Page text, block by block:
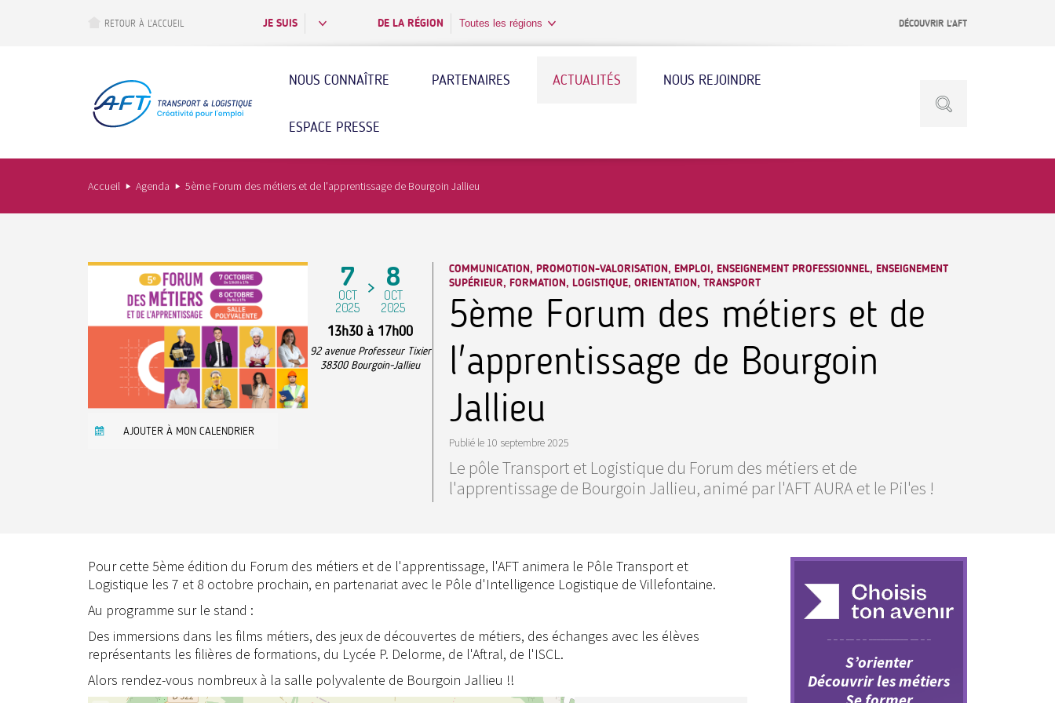
RETOUR À L’ACCUEIL JE SUIS DE LA RÉGION Toutes les régions DÉCOUVRIR L’AFT
NOUS CONNAÎTRE PARTENAIRES ACTUALITÉS NOUS REJOINDRE
ESPACE PRESSE
Accueil Agenda 5ème Forum des métiers et de l'apprentissage de Bourgoin Jallieu
AJOUTER À MON CALENDRIER
7
OCT
2025
8
OCT
2025
13h30 à 17h00
92 avenue Professeur Tixier
38300 Bourgoin-Jallieu
COMMUNICATION, PROMOTION-VALORISATION, EMPLOI, ENSEIGNEMENT PROFESSIONNEL, ENSEIGNEMENT
SUPÉRIEUR, FORMATION, LOGISTIQUE, ORIENTATION, TRANSPORT
5ème Forum des métiers et de
l'apprentissage de Bourgoin
Jallieu
Publié le 10 septembre 2025
Le pôle Transport et Logistique du Forum des métiers et de
l'apprentissage de Bourgoin Jallieu, animé par l'AFT AURA et le Pil'es !
Pour cette 5ème édition du Forum des métiers et de l'apprentissage, l'AFT animera le Pôle Transport et
Logistique les 7 et 8 octobre prochain, en partenariat avec le Pôle d'Intelligence Logistique de Villefontaine.
Au programme sur le stand :
Des immersions dans les films métiers, des jeux de découvertes de métiers, des échanges avec les élèves
représentants les filières de formations, du Lycée P. Delorme, de l'Aftral, de l'ISCL.
Alors rendez-vous nombreux à la salle polyvalente de Bourgoin Jallieu !!
S’orienter
Découvrir les métiers